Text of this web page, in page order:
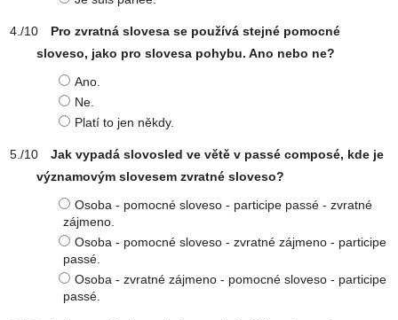
Pro zvratná slovesa se používá stejné pomocné
sloveso, jako pro slovesa pohybu. Ano nebo ne?
Ano.
Ne.
Platí to jen někdy.
Jak vypadá slovosled ve větě v passé composé, kde je
významovým slovesem zvratné sloveso?
Osoba - pomocné sloveso - participe passé - zvratné
zájmeno.
Osoba - pomocné sloveso - zvratné zájmeno - participe
passé.
Osoba - zvratné zájmeno - pomocné sloveso - participe
passé.